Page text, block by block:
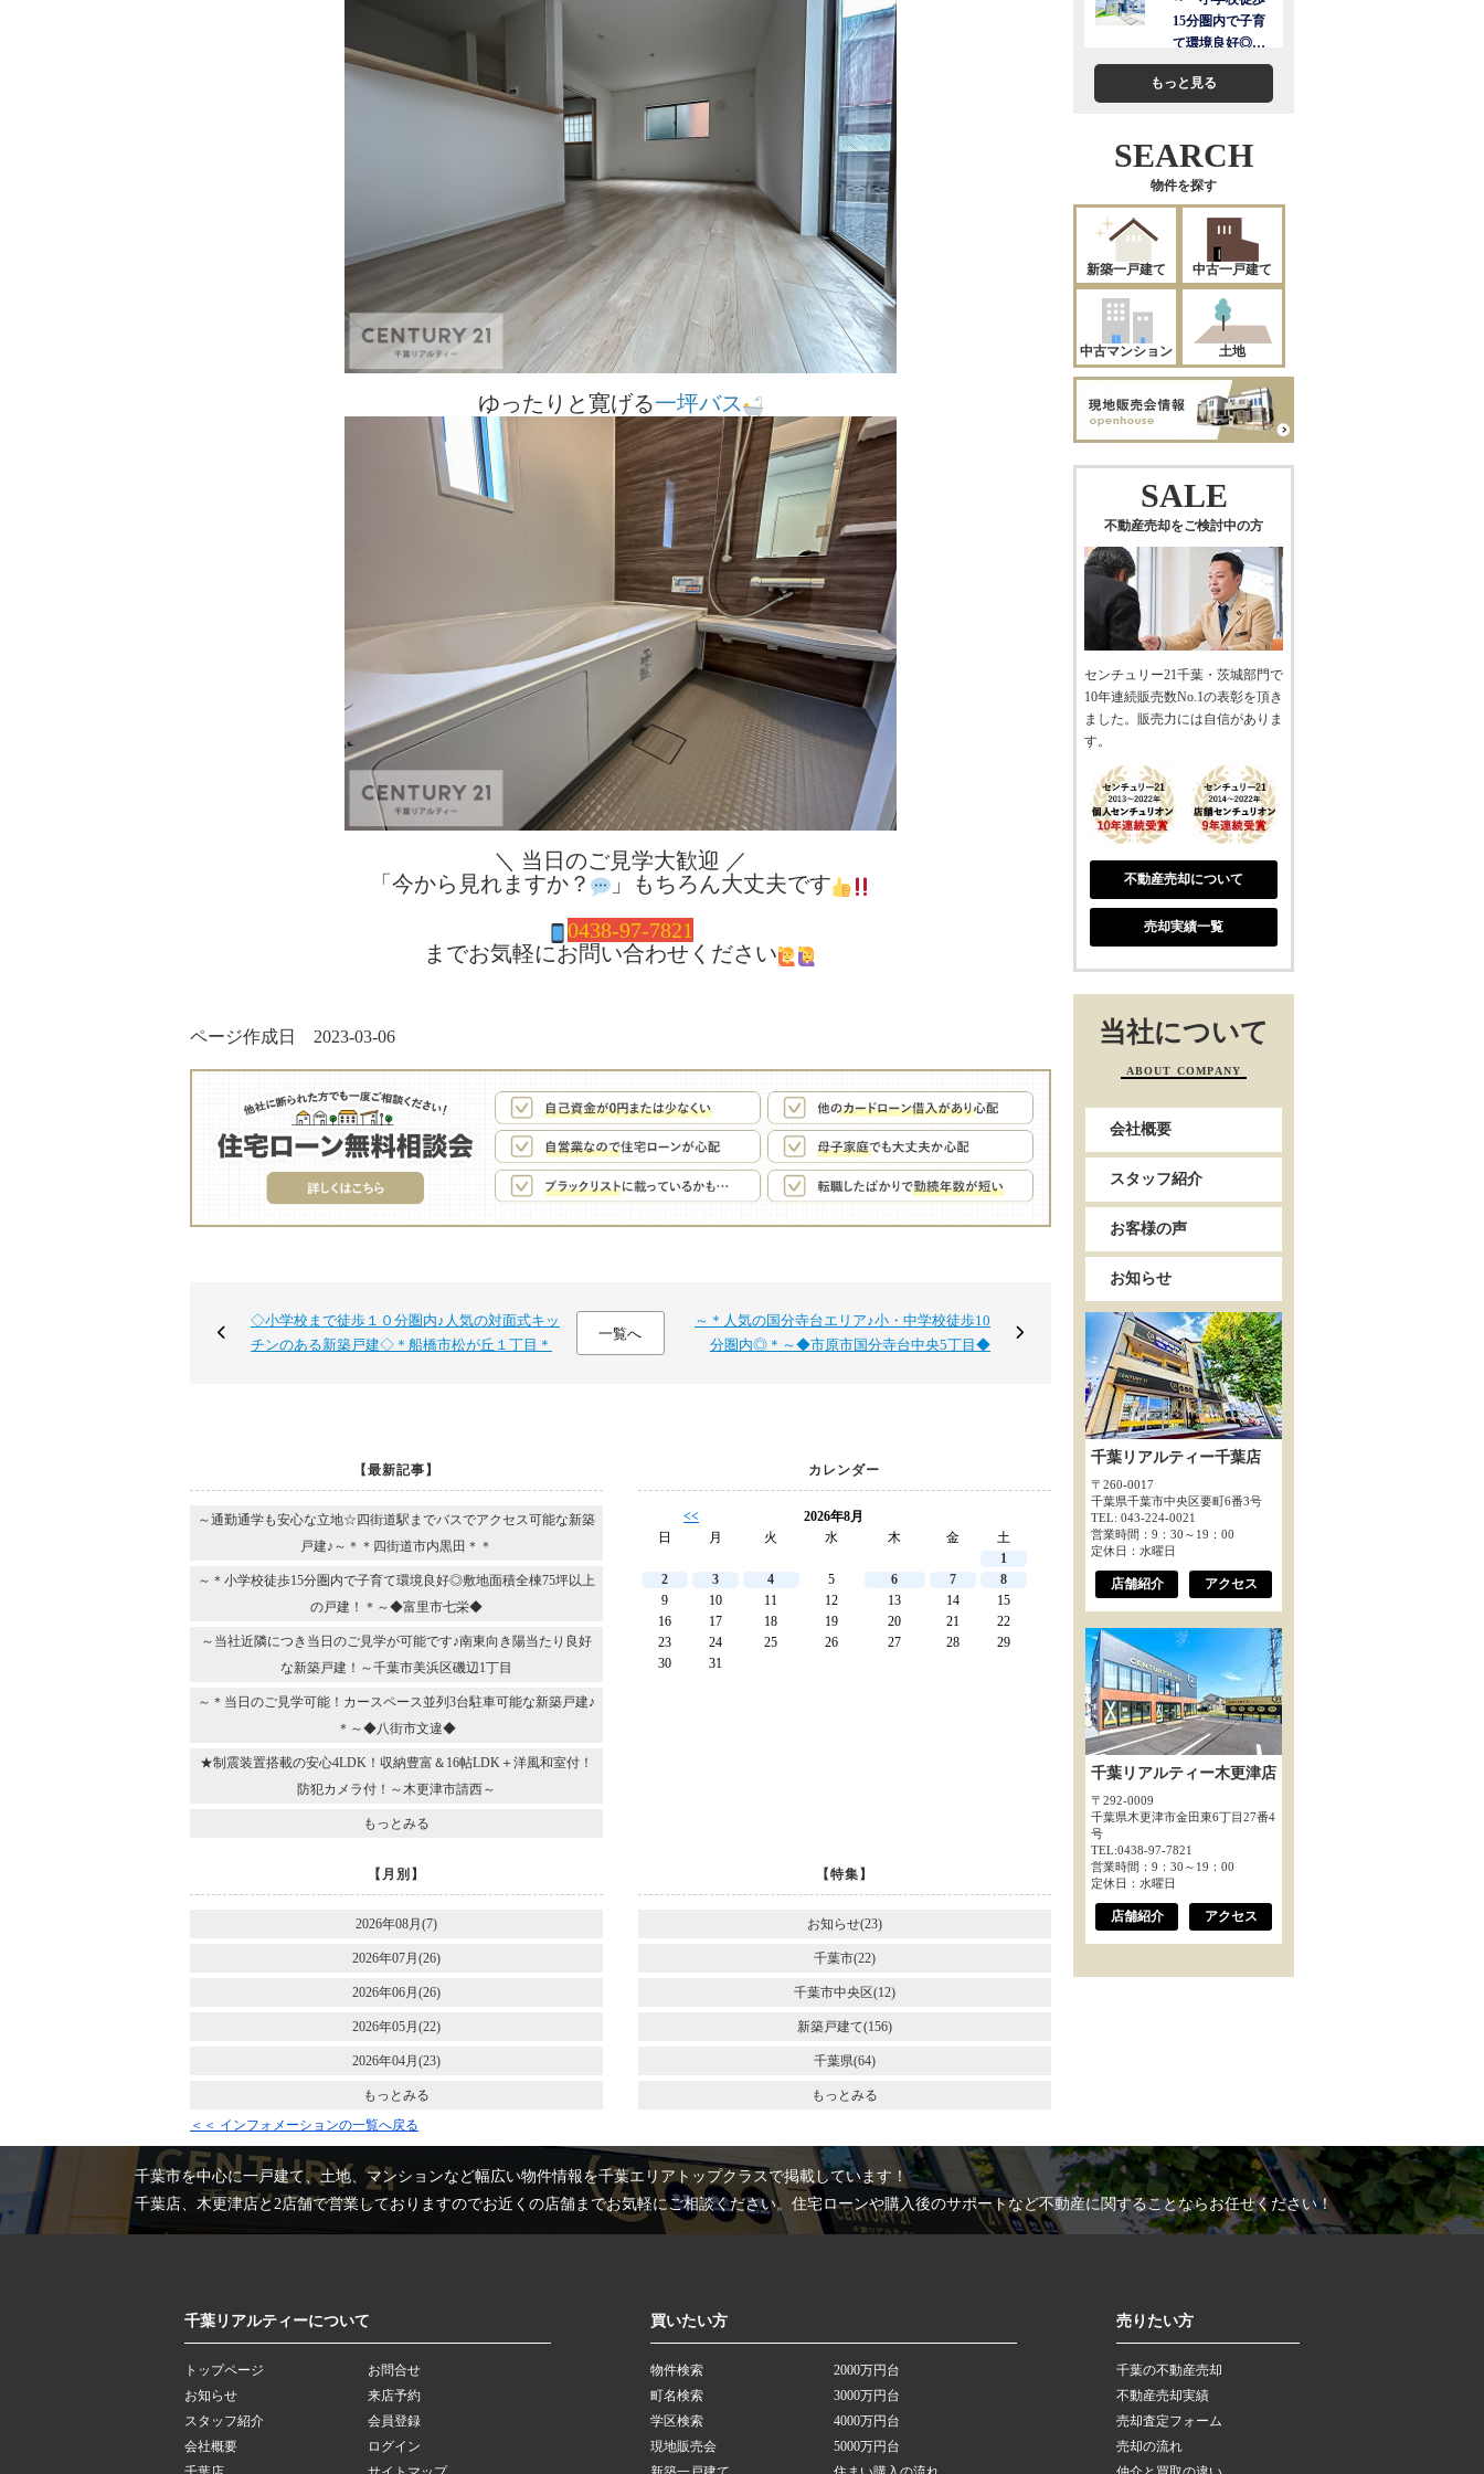
ゆったりと寛げる一坪バス
＼ 当日のご見学大歓迎 ／
「今から見れますか？
」もちろん大丈夫です
0438-97-7821
までお気軽にお問い合わせください
ページ作成日 2023-03-06
◇小学校まで徒歩１０分圏内♪人気の対面式キッ
チンのある新築戸建◇＊船橋市松が丘１丁目＊
一覧へ
～＊人気の国分寺台エリア♪小・中学校徒歩10
分圏内◎＊～◆市原市国分寺台中央5丁目◆
【最新記事】
～通勤通学も安心な立地☆四街道駅までバスでアクセス可能な新築
戸建♪～＊＊四街道市内黒田＊＊
～＊小学校徒歩15分圏内で子育て環境良好◎敷地面積全棟75坪以上
の戸建！＊～◆富里市七栄◆
～当社近隣につき当日のご見学が可能です♪南東向き陽当たり良好
な新築戸建！～千葉市美浜区磯辺1丁目
～＊当日のご見学可能！カースペース並列3台駐車可能な新築戸建♪
＊～◆八街市文違◆
★制震装置搭載の安心4LDK！収納豊富＆16帖LDK＋洋風和室付！
防犯カメラ付！～木更津市請西～
もっとみる
カレンダー
<<
2026年8月
日
月 火 水 木 金
土
1
2
3 4 5 6 7
8
9
10 11 12 13 14
15
16
17 18 19 20 21
22
23
24 25 26 27 28
29
30
31
【月別】
2026年08月(7)
2026年07月(26)
2026年06月(26)
2026年05月(22)
2026年04月(23)
もっとみる
【特集】
お知らせ(23)
千葉市(22)
千葉市中央区(12)
新築戸建て(156)
千葉県(64)
もっとみる
＜＜ インフォメーションの一覧へ戻る
もっと見る
SEARCH
物件を探す
新築一戸建て 中古一戸建て
中古マンション 土地
SALE
不動産売却をご検討中の方
センチュリー21千葉・茨城部門で
10年連続販売数No.1の表彰を頂き
ました。販売力には自信がありま
す。
不動産売却について
売却実績一覧
当社について
ABOUT COMPANY
会社概要
スタッフ紹介
お客様の声
お知らせ
千葉リアルティー千葉店
〒260-0017
千葉県千葉市中央区要町6番3号
TEL: 043-224-0021
営業時間：9：30～19：00
定休日：水曜日
店舗紹介 アクセス
千葉リアルティー木更津店
〒292-0009
千葉県木更津市金田東6丁目27番4
号
TEL:0438-97-7821
営業時間：9：30～19：00
定休日：水曜日
店舗紹介 アクセス
千葉市を中心に一戸建て、土地、マンションなど幅広い物件情報を千葉エリアトップクラスで掲載しています！
千葉店、木更津店と2店舗で営業しておりますのでお近くの店舗までお気軽にご相談ください。住宅ローンや購入後のサポートなど不動産に関することならお任せください！
千葉リアルティーについて
トップページ
お知らせ
スタッフ紹介
会社概要
お問合せ
来店予約
会員登録
ログイン
買いたい方
物件検索
町名検索
学区検索
現地販売会
2000万円台
3000万円台
4000万円台
5000万円台
売りたい方
千葉の不動産売却
不動産売却実績
売却査定フォーム
売却の流れ